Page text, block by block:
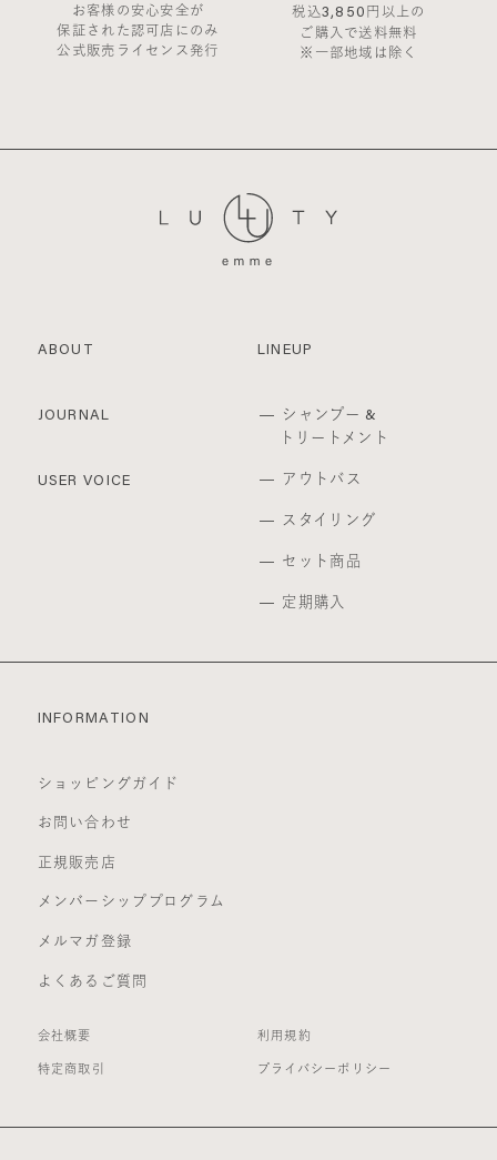
お客様の安心安全が
保証された認可店にのみ
公式販売ライセンス発行
税込3,850円以上の
ご購入で送料無料
※一部地域は除く
ABOUT
JOURNAL
USER VOICE
LINEUP
シャンプー &
トリートメント
アウトバス
スタイリング
セット商品
定期購入
INFORMATION
ショッピングガイド
お問い合わせ
正規販売店
メンバーシッププログラム
メルマガ登録
よくあるご質問
会社概要 利用規約
特定商取引 プライバシーポリシー